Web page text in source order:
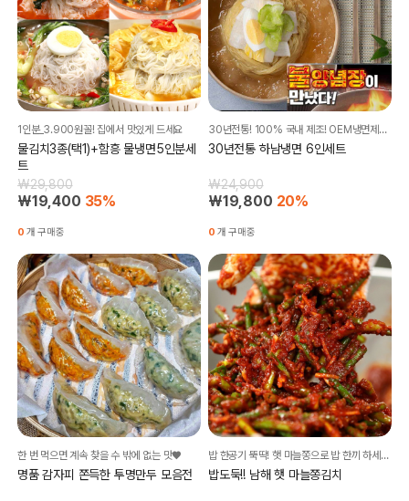
1인분_3.900원꼴! 집에서 맛있게 드세요
물김치3종(택1)+함흥 물냉면5인분세
트
₩29,800
₩19,400 35%
0 개 구매중
30년전통! 100% 국내 제조! OEM냉면제조의 명가 자체 브랜드상품 하남냉면세트 소개드려요~!
30년전통 하남냉면 6인세트
₩24,900
₩19,800 20%
0 개 구매중
한 번 먹으면 계속 찾을 수 밖에 없는 맛♥
명품 감자피 쫀득한 투명만두 모음전
밥 한공기 뚝딱! 햇 마늘쫑으로 밥 한끼 하세요!
밥도둑!! 남해 햇 마늘쫑김치